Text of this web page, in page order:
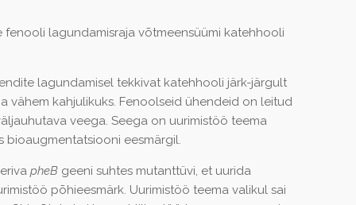
fenooli lagundamisraja võtmeensüümi katehhooli
lagundamisel tekkivat katehhooli järk-järgult
vähem kahjulikuks. Fenoolseid ühendeid on leitud
veega. Seega on uurimistöö teema
bioaugmentatsiooni eesmärgil.
pheB geeni suhtes mutanttüvi, et uurida
põhieesmärk. Uurimistöö teema valikul sai